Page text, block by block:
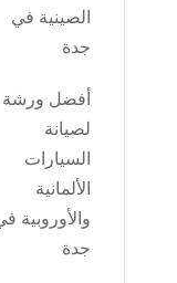
الصينية في
جدة
أفضل ورشة
لصيانة
السيارات
الألمانية
والأوروبية
جدة